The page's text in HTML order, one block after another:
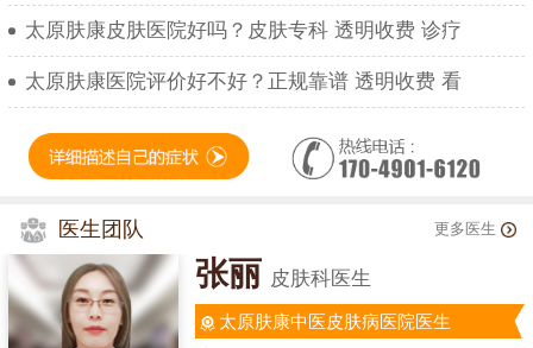
太原肤康皮肤医院好吗？皮肤专科 透明收费 诊疗
太原肤康医院评价好不好？正规靠谱 透明收费 看
医生团队 更多医生
张丽 皮肤科医生
太原肤康中医皮肤病医院医生